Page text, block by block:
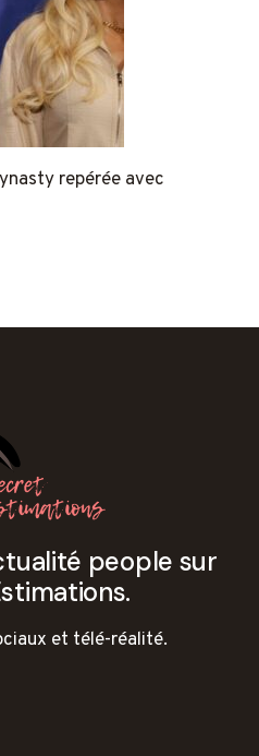
repérée avec
people sur
et télé-réalité.